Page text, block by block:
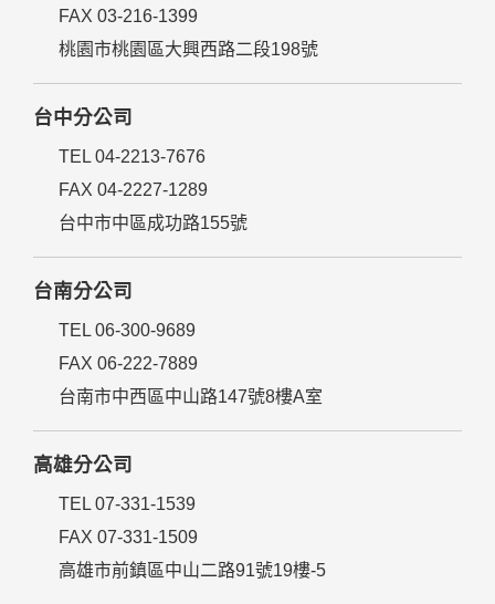
FAX 03-216-1399
桃園市桃園區大興西路二段198號
台中分公司
TEL 04-2213-7676
FAX 04-2227-1289
台中市中區成功路155號
台南分公司
TEL 06-300-9689
FAX 06-222-7889
台南市中西區中山路147號8樓A室
高雄分公司
TEL 07-331-1539
FAX 07-331-1509
高雄市前鎮區中山二路91號19樓-5